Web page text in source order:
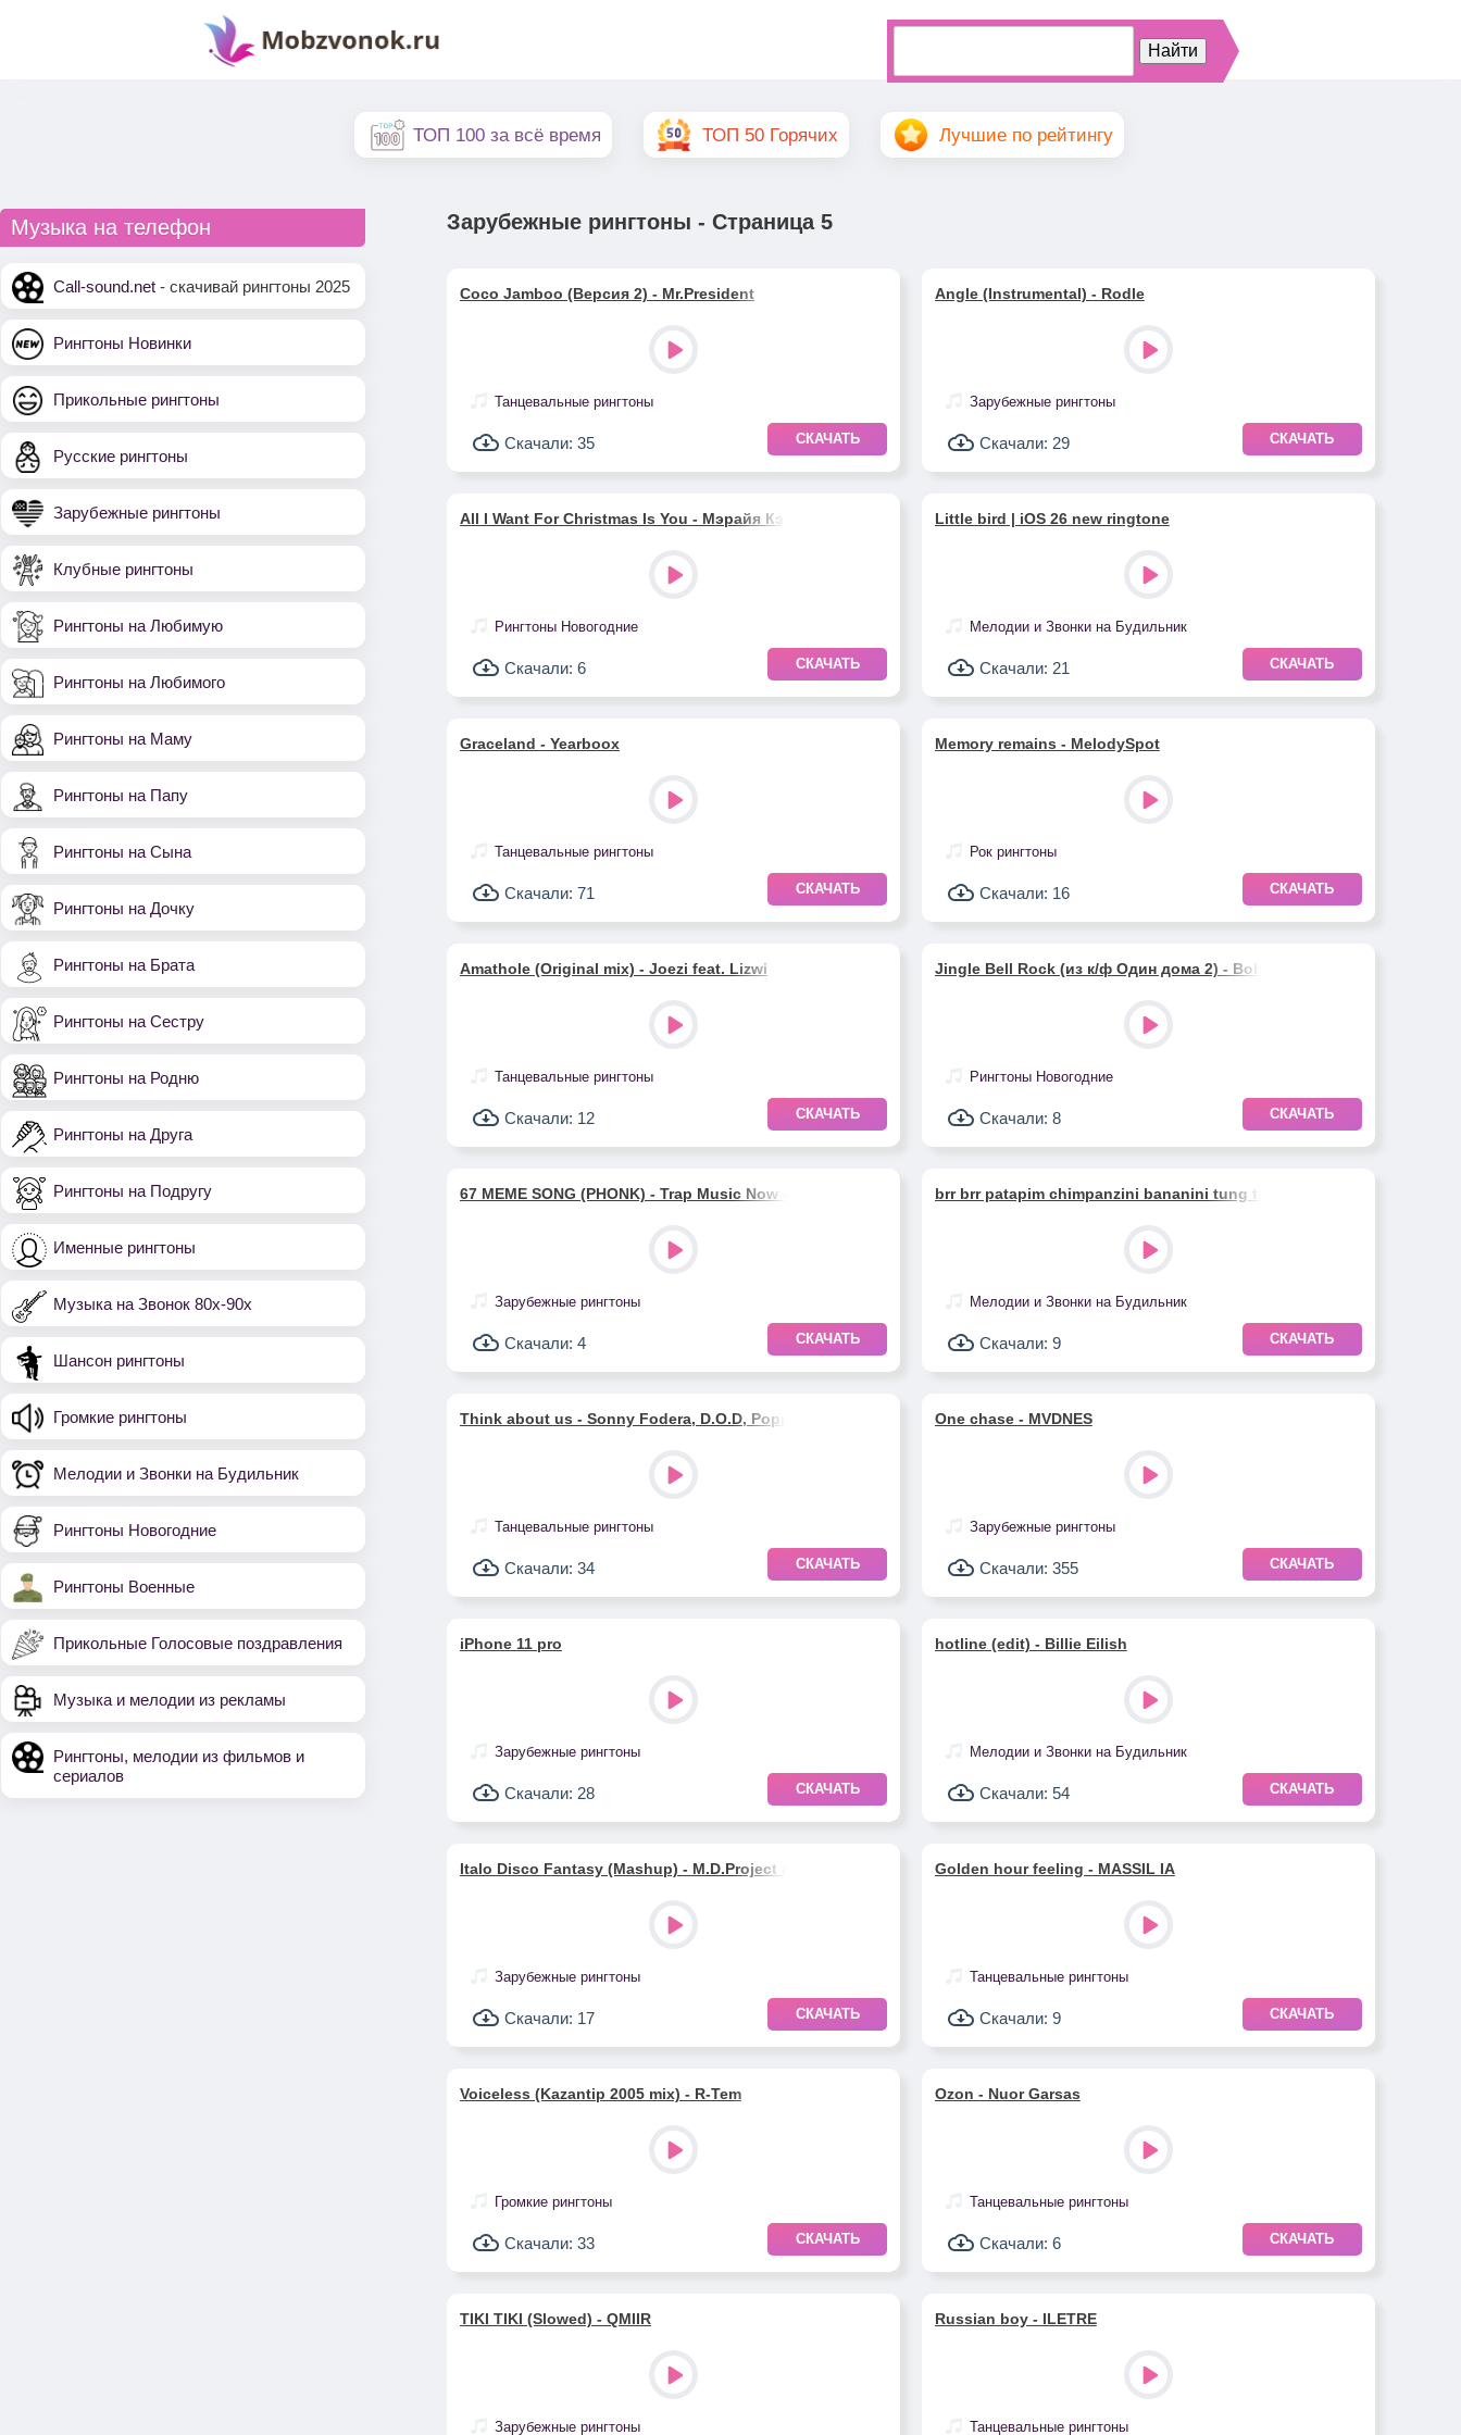
ТОП 100 за всё время ТОП 50 Горячих Лучшие по рейтингу
Музыка на телефон
Call-sound.net - скачивай рингтоны 2025
Рингтоны Новинки
Прикольные рингтоны
Русские рингтоны
Зарубежные рингтоны
Клубные рингтоны
Рингтоны на Любимую
Рингтоны на Любимого
Рингтоны на Маму
Рингтоны на Папу
Рингтоны на Сына
Рингтоны на Дочку
Рингтоны на Брата
Рингтоны на Сестру
Рингтоны на Родню
Рингтоны на Друга
Рингтоны на Подругу
Именные рингтоны
Музыка на Звонок 80х-90х
Шансон рингтоны
Громкие рингтоны
Мелодии и Звонки на Будильник
Рингтоны Новогодние
Рингтоны Военные
Прикольные Голосовые поздравления
Музыка и мелодии из рекламы
Рингтоны, мелодии из фильмов и
сериалов
Зарубежные рингтоны - Страница 5
Coco Jamboo (Версия 2) - Mr.President
Танцевальные рингтоны
Скачали: 35 СКАЧАТЬ
Angle (Instrumental) - Rodle
Зарубежные рингтоны
Скачали: 29 СКАЧАТЬ
All I Want For Christmas Is You - Мэрайя Кэри
Рингтоны Новогодние
Скачали: 6 СКАЧАТЬ
Little bird | iOS 26 new ringtone
Мелодии и Звонки на Будильник
Скачали: 21 СКАЧАТЬ
Graceland - Yearboox
Танцевальные рингтоны
Скачали: 71 СКАЧАТЬ
Memory remains - MelodySpot
Рок рингтоны
Скачали: 16 СКАЧАТЬ
Amathole (Original mix) - Joezi feat. Lizwi
Танцевальные рингтоны
Скачали: 12 СКАЧАТЬ
Jingle Bell Rock (из к/ф Один дома 2) - Bobby Helms
Рингтоны Новогодние
Скачали: 8 СКАЧАТЬ
67 MEME SONG (PHONK) - Trap Music Now & Keiron Raven
Зарубежные рингтоны
Скачали: 4 СКАЧАТЬ
brr brr patapim chimpanzini bananini tung tung tung sahur alarm
Мелодии и Звонки на Будильник
Скачали: 9 СКАЧАТЬ
Think about us - Sonny Fodera, D.O.D, Poppy Baskcomb
Танцевальные рингтоны
Скачали: 34 СКАЧАТЬ
One chase - MVDNES
Зарубежные рингтоны
Скачали: 355 СКАЧАТЬ
iPhone 11 pro
Зарубежные рингтоны
Скачали: 28 СКАЧАТЬ
hotline (edit) - Billie Eilish
Мелодии и Звонки на Будильник
Скачали: 54 СКАЧАТЬ
Italo Disco Fantasy (Mashup) - M.D.Project & Мальчишник
Зарубежные рингтоны
Скачали: 17 СКАЧАТЬ
Golden hour feeling - MASSIL IA
Танцевальные рингтоны
Скачали: 9 СКАЧАТЬ
Voiceless (Kazantip 2005 mix) - R-Tem
Громкие рингтоны
Скачали: 33 СКАЧАТЬ
Ozon - Nuor Garsas
Танцевальные рингтоны
Скачали: 6 СКАЧАТЬ
TIKI TIKI (Slowed) - QMIIR
Зарубежные рингтоны
Russian boy - ILETRE
Танцевальные рингтоны